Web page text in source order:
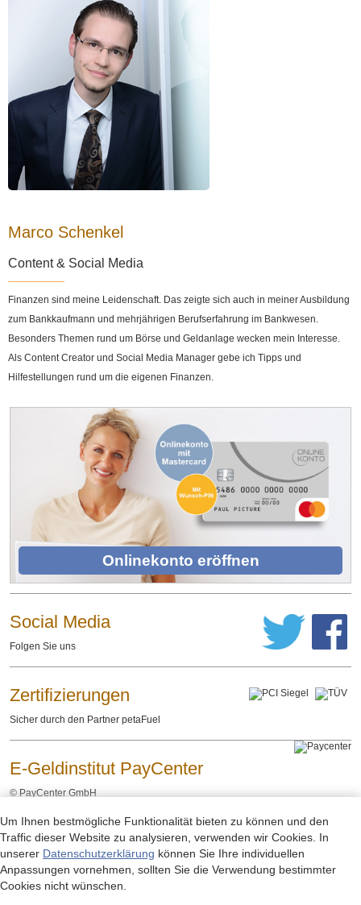
Marco Schenkel
Content & Social Media
Finanzen sind meine Leidenschaft. Das zeigte sich auch in meiner Ausbildung
zum Bankkaufmann und mehrjährigen Berufserfahrung im Bankwesen.
Besonders Themen rund um Börse und Geldanlage wecken mein Interesse.
Als Content Creator und Social Media Manager gebe ich Tipps und
Hilfestellungen rund um die eigenen Finanzen.
Onlinekonto eröffnen
Social Media
Folgen Sie uns
Zertifizierungen
Sicher durch den Partner petaFuel
E-Geldinstitut PayCenter
© PayCenter GmbH
Impressum - Datenschutzerklärung - Rechtliche Hinweise
Um Ihnen bestmögliche Funktionalität bieten zu können und den
Traffic dieser Website zu analysieren, verwenden wir Cookies. In
unserer Datenschutzerklärung können Sie Ihre individuellen
Anpassungen vornehmen, sollten Sie die Verwendung bestimmter
Cookies nicht wünschen.